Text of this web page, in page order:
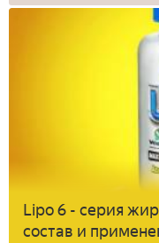
Lipo 6 - серия
состав и